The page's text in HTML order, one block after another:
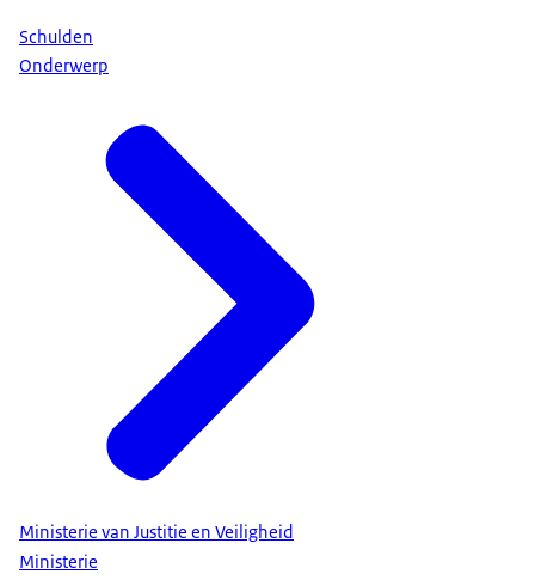
Schulden
Onderwerp
Ministerie van Justitie en Veiligheid
Ministerie